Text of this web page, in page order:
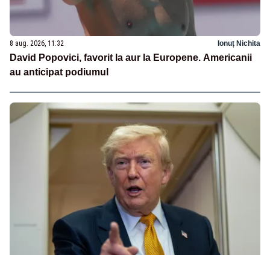
8 aug. 2026, 11:32 Ionuț Nichita
David Popovici, favorit la aur la Europene. Americanii
au anticipat podiumul